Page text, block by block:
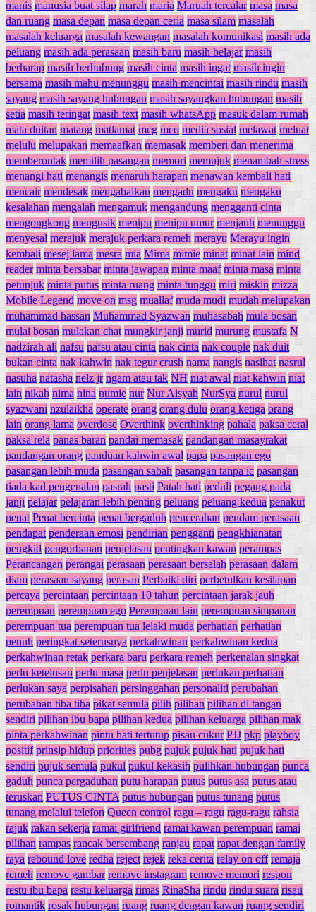
manis manusia buat silap marah maria Maruah tercalar masa masa
dan ruang masa depan masa depan ceria masa silam masalah
masalah keluarga masalah kewangan masalah komunikasi masih ada
peluang masih ada perasaan masih baru masih belajar masih
berharap masih berhubung masih cinta masih ingat masih ingin
bersama masih mahu menunggu masih mencintai masih rindu masih
sayang masih sayang hubungan masih sayangkan hubungan masih
setia masih teringat masih text masih whatsApp masuk dalam rumah
mata duitan matang matlamat mcg mco media sosial melawat meluat
melulu melupakan memaafkan memasak memberi dan menerima
memberontak memilih pasangan memori memujuk menambah stress
menangi hati menangis menaruh harapan menawan kembali hati
mencair mendesak mengabaikan mengadu mengaku mengaku
kesalahan mengalah mengamuk mengandung mengganti cinta
mengongkong mengusik menipu menipu umur menjauh menunggu
menyesal merajuk merajuk perkara remeh merayu Merayu ingin
kembali mesej lama mesra mia Mima mimie minat minat lain mind
reader minta bersabar minta jawapan minta maaf minta masa minta
petunjuk minta putus minta ruang minta tunggu miri miskin mizza
Mobile Legend move on msg muallaf muda mudi mudah melupakan
muhammad hassan Muhammad Syazwan muhasabah mula bosan
mulai bosan mulakan chat mungkir janji murid murung mustafa N
nadzirah ali nafsu nafsu atau cinta nak cinta nak couple nak duit
bukan cinta nak kahwin nak tegur crush nama nangis nasihat nasrul
nasuha natasha nelz jr ngam atau tak NH niat awal niat kahwin niat
lain nikah nima nina numie nur Nur Aisyah NurSya nurul nurul
syazwani nzulaikha operate orang orang dulu orang ketiga orang
lain orang lama overdose Overthink overthinking pahala paksa cerai
paksa rela panas baran pandai memasak pandangan masayrakat
pandangan orang panduan kahwin awal papa pasangan ego
pasangan lebih muda pasangan sabah pasangan tanpa ic pasangan
tiada kad pengenalan pasrah pasti Patah hati peduli pegang pada
janji pelajar pelajaran lebih penting peluang peluang kedua penakut
penat Penat bercinta penat bergaduh pencerahan pendam perasaan
pendapat penderaan emosi pendirian pengganti pengkhianatan
pengkid pengorbanan penjelasan pentingkan kawan perampas
Perancangan perangai perasaan perasaan bersalah perasaan dalam
diam perasaan sayang perasan Perbaiki diri perbetulkan kesilapan
percaya percintaan percintaan 10 tahun percintaan jarak jauh
perempuan perempuan ego Perempuan lain perempuan simpanan
perempuan tua perempuan tua lelaki muda perhatian perhatian
penuh peringkat seterusnya perkahwinan perkahwinan kedua
perkahwinan retak perkara baru perkara remeh perkenalan singkat
perlu ketelusan perlu masa perlu penjelasan perlukan perhatian
perlukan saya perpisahan persinggahan personaliti perubahan
perubahan tiba tiba pikat semula pilih pilihan pilihan di tangan
sendiri pilihan ibu bapa pilihan kedua pilihan keluarga pilihan mak
pinta perkahwinan pintu hati tertutup pisau cukur PJJ pkp playboy
positif prinsip hidup priorities pubg pujuk pujuk hati pujuk hati
sendiri pujuk semula pukul pukul kekasih pulihkan hubungan punca
gaduh punca pergaduhan putu harapan putus putus asa putus atau
teruskan PUTUS CINTA putus hubungan putus tunang putus
tunang melalui telefon Queen control ragu – ragu ragu-ragu rahsia
rajuk rakan sekerja ramai girlfriend ramai kawan perempuan ramai
pilihan rampas rancak bersembang ranjau rapat rapat dengan family
raya rebound love redha reject rejek reka cerita relay on off remaja
remeh remove gambar remove instagram remove memori respon
restu ibu bapa restu keluarga rimas RinaSha rindu rindu suara risau
romantik rosak hubungan ruang ruang dengan kawan ruang sendiri